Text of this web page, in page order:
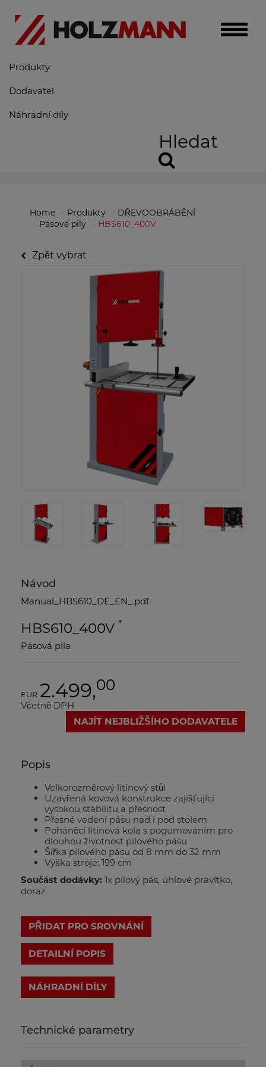
Toggle
Produkty
Dodavatel
Náhradní díly
Hledat
Home Produkty
DŘEVOOBRÁBĚNÍ
Pásové pily
HBS610_400V
Zpět vybrat
Návod
Manual_HBS610_DE_EN_.pdf
HBS610_400V *
Pásová pila
EUR 2.499,00
Včetně DPH
NAJÍT NEJBLIŽŠÍHO DODAVATELE
Popis
Velkorozměrový litinový stůl
Uzavřená kovová konstrukce zajišťující
vysokou stabilitu a přesnost
Přesné vedení pásu nad i pod stolem
Poháněcí litinová kola s pogumováním pro
dlouhou životnost pilového pásu
Šířka pilového pásu od 8 mm do 32 mm
Výška stroje: 199 cm
Součást dodávky: 1x pilový pás, úhlové pravítko,
doraz
PŘIDAT PRO SROVNÁNÍ
DETAILNÍ POPIS
Technické parametry